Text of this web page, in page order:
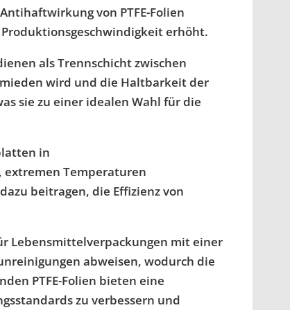
von PTFE-Folien
erhöht.
als Trennschicht zwischen
wird und die Haltbarkeit der
sie zu einer idealen Wahl für die
in
extremen Temperaturen
beitragen, die Effizienz von
Lebensmittelverpackungen mit einer
abweisen, wodurch die
PTFE-Folien bieten eine
zu verbessern und